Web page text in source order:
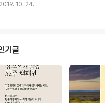
다면 답메일로~ * "함께살림"하는 길을
2019. 10. 24.
기글